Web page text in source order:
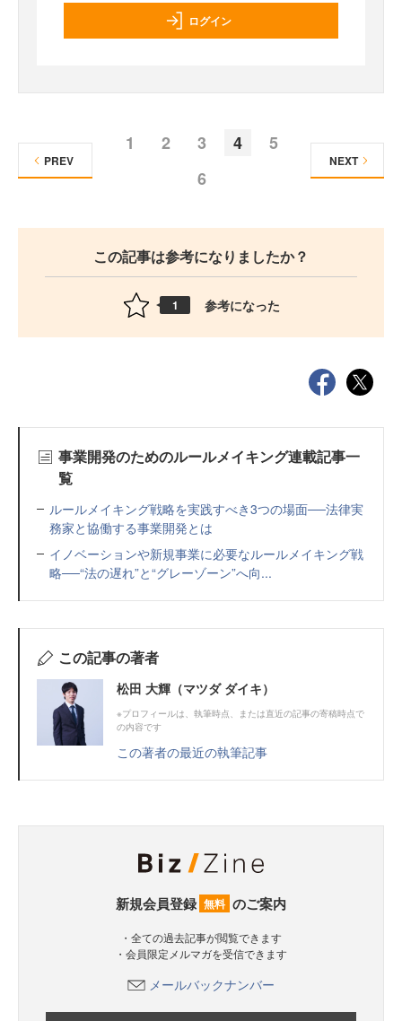
ログイン
1 2 3 4
5
6
PREV NEXT
この記事は参考になりましたか？
1 参考になった
事業開発のためのルールメイキング連載記事一
覧
ルールメイキング戦略を実践すべき3つの場面──法律実
務家と協働する事業開発とは
イノベーションや新規事業に必要なルールメイキング戦
略──“法の遅れ”と“グレーゾーン”へ向...
この記事の著者
松田 大輝（マツダ ダイキ）
※プロフィールは、執筆時点、または直近の記事の寄稿時点で
の内容です
この著者の最近の執筆記事
新規会員登録 無料 のご案内
・全ての過去記事が閲覧できます
・会員限定メルマガを受信できます
メールバックナンバー